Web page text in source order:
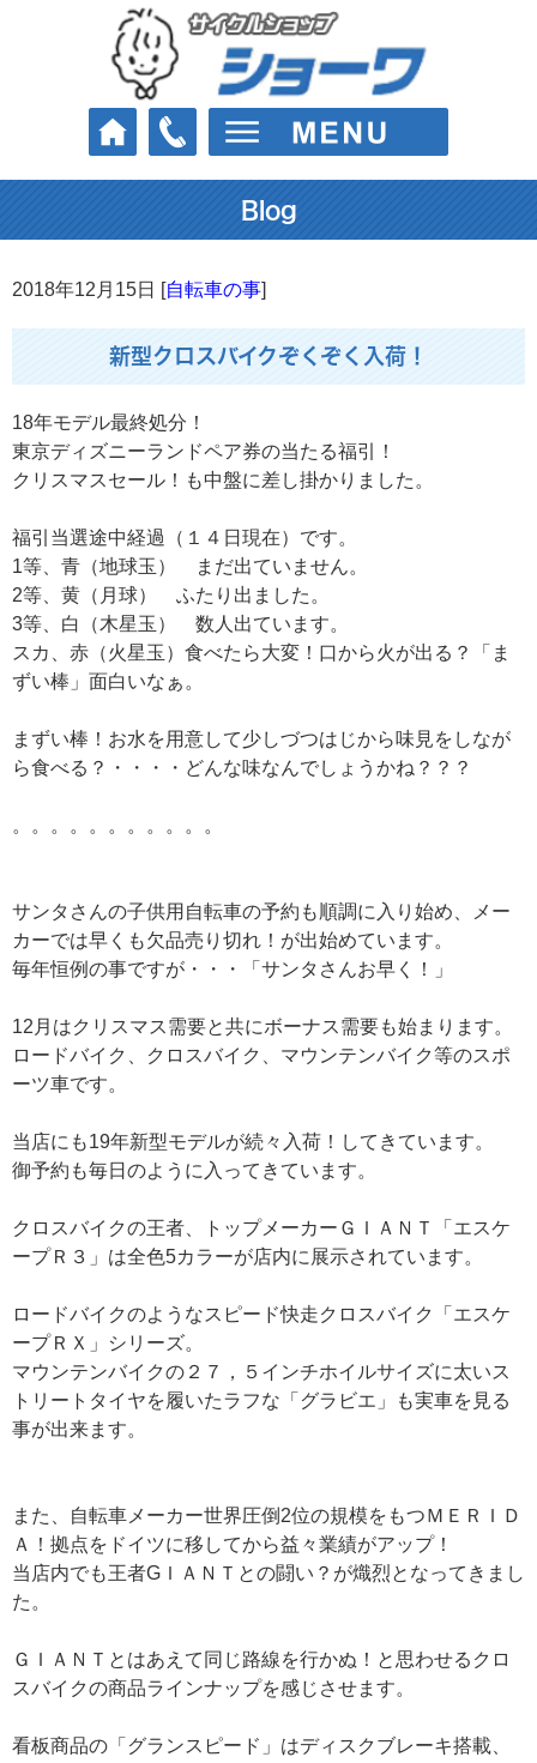
Blog
2018年12月15日 [自転車の事]
新型クロスバイクぞくぞく入荷！
18年モデル最終処分！
東京ディズニーランドペア券の当たる福引！
クリスマスセール！も中盤に差し掛かりました。
福引当選途中経過（１４日現在）です。
1等、青（地球玉） まだ出ていません。
2等、黄（月球） ふたり出ました。
3等、白（木星玉） 数人出ています。
スカ、赤（火星玉）食べたら大変！口から火が出る？「ま
ずい棒」面白いなぁ。
まずい棒！お水を用意して少しづつはじから味見をしなが
ら食べる？・・・・どんな味なんでしょうかね？？？
。。。。。。。。。。。
サンタさんの子供用自転車の予約も順調に入り始め、メー
カーでは早くも欠品売り切れ！が出始めています。
毎年恒例の事ですが・・・「サンタさんお早く！」
12月はクリスマス需要と共にボーナス需要も始まります。
ロードバイク、クロスバイク、マウンテンバイク等のスポ
ーツ車です。
当店にも19年新型モデルが続々入荷！してきています。
御予約も毎日のように入ってきています。
クロスバイクの王者、トップメーカーＧＩＡＮＴ「エスケ
ープＲ３」は全色5カラーが店内に展示されています。
ロードバイクのようなスピード快走クロスバイク「エスケ
ープＲＸ」シリーズ。
マウンテンバイクの２７，５インチホイルサイズに太いス
トリートタイヤを履いたラフな「グラビエ」も実車を見る
事が出来ます。
また、自転車メーカー世界圧倒2位の規模をもつＭＥＲＩＤ
Ａ！拠点をドイツに移してから益々業績がアップ！
当店内でも王者GＩＡＮＴとの闘い？が熾烈となってきまし
た。
ＧＩＡＮＴとはあえて同じ路線を行かぬ！と思わせるクロ
スバイクの商品ラインナップを感じさせます。
看板商品の「グランスピード」はディスクブレーキ搭載、